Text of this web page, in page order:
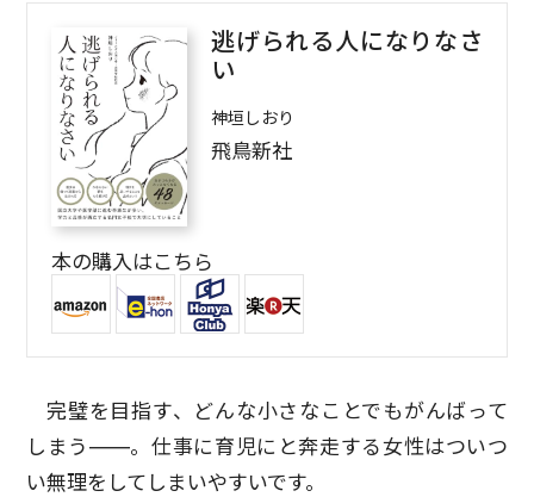
逃げられる人になりなさ
い
神垣しおり
飛鳥新社
本の購入はこちら
完璧を目指す、どんな小さなことでもがんばって
しまう――。仕事に育児にと奔走する女性はついつ
い無理をしてしまいやすいです。